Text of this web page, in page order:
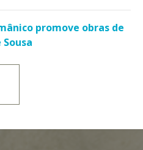
promove obras de